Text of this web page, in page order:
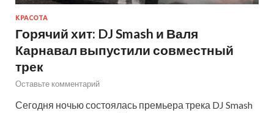
КРАСОТА
Горячий хит: DJ Smash и Валя
Карнавал выпустили совместный
трек
Оставьте комментарий
Сегодня ночью состоялась премьера трека DJ Smash